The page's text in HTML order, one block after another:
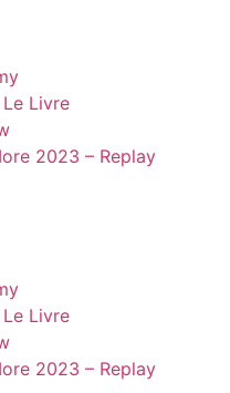
Livre
2023 – Replay
Livre
2023 – Replay